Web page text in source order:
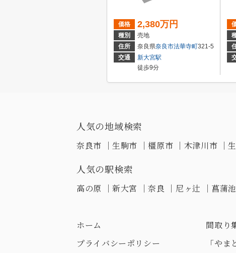
価格 2,380万円
種別
売地
住所
奈良県奈良市法華寺町321-5
交通
新大宮駅
徒歩9分
人気の地域検索
奈良市 ｜生駒市 ｜橿原市 ｜ 木津川市 ｜
人気の駅検索
高の原 ｜新大宮 ｜奈良 ｜ 尼ヶ辻 ｜ 菖蒲池
ホーム
プライバシーポリシー
間取り
「や